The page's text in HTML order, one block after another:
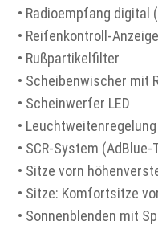
• Radioempfang digital
• Reifenkontroll-Anzeige
• Rußpartikelfilter
• Scheibenwischer mit
• Scheinwerfer LED
• Leuchtweitenregelung
• SCR-System
• Sitze vorn
• Sitze: Komfortsitze
• Sonnenblenden mit